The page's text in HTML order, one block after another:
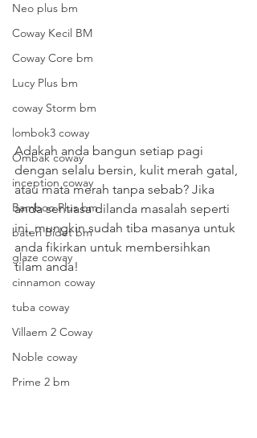
Neo plus bm
Coway Kecil BM
Coway Core bm
Lucy Plus bm
coway Storm bm
lombok3 coway
Ombak coway
inception coway
Bamboo Plus bm
bateri Bidet bm
glaze coway
cinnamon coway
tuba coway
Villaem 2 Coway
Noble coway
Prime 2 bm
Adakah anda bangun setiap pagi
dengan selalu bersin, kulit merah gatal,
atau mata merah tanpa sebab? Jika
anda sentiasa dilanda masalah seperti
ini, mungkin sudah tiba masanya untuk
anda fikirkan untuk membersihkan
tilam anda!